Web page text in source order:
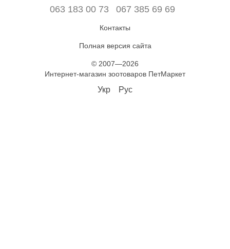
063 183 00 73 067 385 69 69
Контакты
Полная версия сайта
© 2007—2026
Интернет-магазин зоотоваров ПетМаркет
Укр Рус